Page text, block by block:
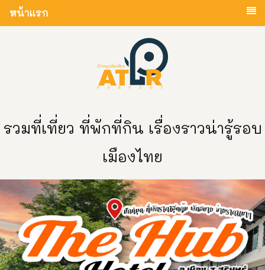
หน้าแรก
รวมที่เที่ยว ที่พักที่กิน เรื่องราวน่ารู้รอบ
เมืองไทย